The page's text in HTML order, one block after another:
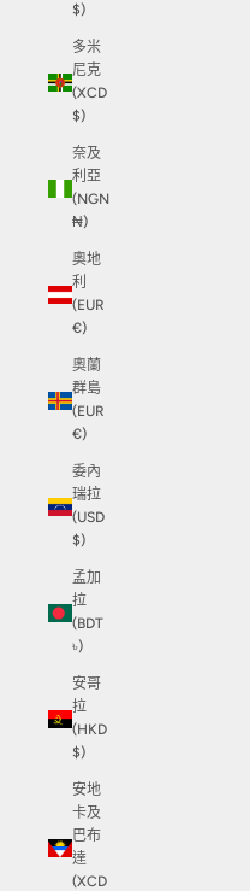
$)
多米
尼克
(XCD
$)
奈及
利亞
(NGN
₦)
奧地
利
(EUR
€)
奧蘭
群島
(EUR
€)
委內
瑞拉
(USD
$)
孟加
拉
(BDT
৳)
安哥
拉
(HKD
$)
安地
卡及
巴布
達
(XCD